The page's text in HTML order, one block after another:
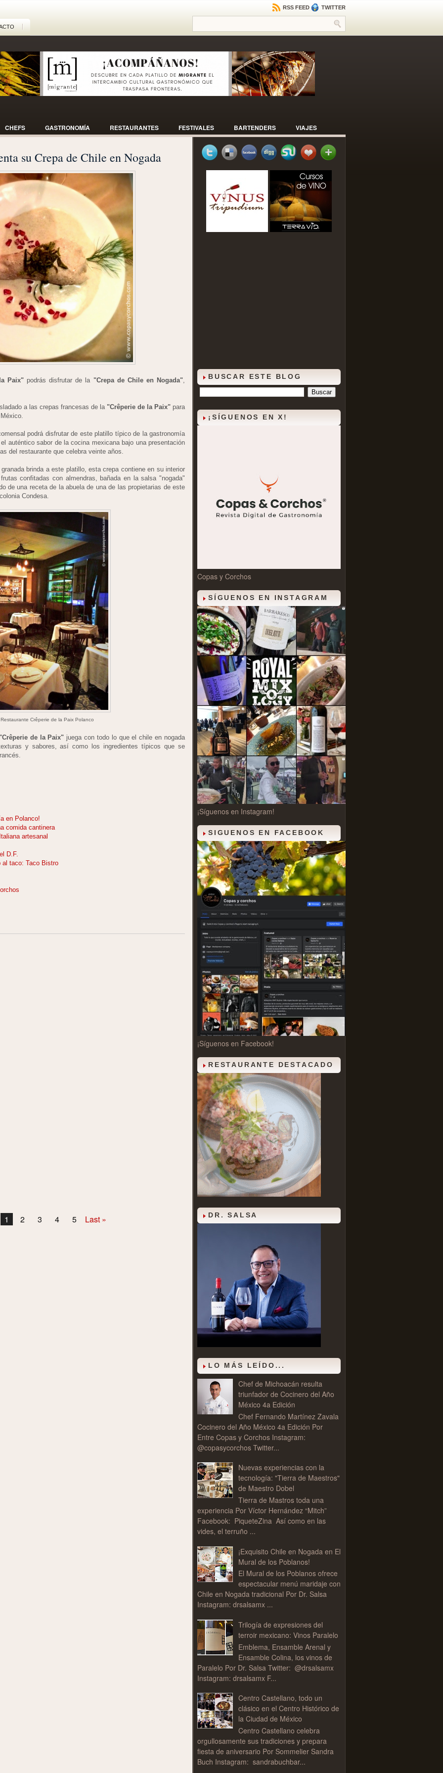
RSS FEED TWITTER
CHEFS GASTRONOMÍA RESTAURANTES FESTIVALES BARTENDERS VIAJES
su Crepa de Chile en Nogada
Paix"podrás disfrutar de la "Crepa de Chile en Nogada",
a las crepas francesas de la "Crêperie de la Paix" para
podrá disfrutar de este platillo típico de la gastronomía
auténtico sabor de la cocina mexicana bajo una presentación
del restaurante que celebra veinte años.
brinda a este platillo, esta crepa contiene en su interior
confitadas con almendras, bañada en la salsa "nogada"
de una receta de la abuela de una de las propietarias de este
Condesa.
Crêperie de la Paix Polanco
"Crêperie de la Paix" juega con todo lo que el chile en nogada
y sabores, así como los ingredientes típicos que se
en Polanco!
comida cantinera
artesanal
D.F.
al taco: Taco Bistro
1 2 3 4 5 Last »
BUSCAR ESTE BLOG
¡SÍGUENOS EN X!
Copas y Corchos
SÍGUENOS EN INSTAGRAM
¡Síguenos en Instagram!
SIGUENOS EN FACEBOOK
¡Síguenos en Facebook!
RESTAURANTE DESTACADO
DR. SALSA
LO MÁS LEÍDO...
Chef de Michoacán resulta
triunfador de Cocinero del Año
México 4a Edición
Chef Fernando Martínez Zavala
Cocinero del Año México 4a Edición Por
Entre Copas y Corchos Instagram:
@copasycorchos Twitter...
Nuevas experiencias con la
tecnología: "Tierra de Maestros"
de Maestro Dobel
Tierra de Mastros toda una
experiencia Por Víctor Hernández “Mitch”
Facebook: PiqueteZina Así como en las
vides, el terruño ...
¡Exquisito Chile en Nogada en El
Mural de los Poblanos!
El Mural de los Poblanos ofrece
espectacular menú maridaje con
Chile en Nogada tradicional Por Dr. Salsa
Instagram: drsalsamx ...
Trilogía de expresiones del
terroir mexicano: Vinos Paralelo
Emblema, Ensamble Arenal y
Ensamble Colina, los vinos de
Paralelo Por Dr. Salsa Twitter: @drsalsamx
Instagram: drsalsamx F...
Centro Castellano, todo un
clásico en el Centro Histórico de
la Ciudad de México
Centro Castellano celebra
orgullosamente sus tradiciones y prepara
fiesta de aniversario Por Sommelier Sandra
Buch Instagram: sandrabuchbar...